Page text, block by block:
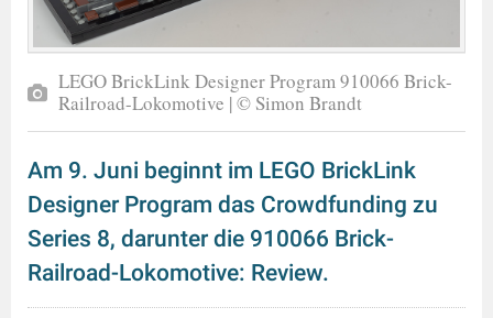
LEGO BrickLink Designer Program 910066 Brick-
Railroad-Lokomotive | © Simon Brandt
Am 9. Juni beginnt im LEGO BrickLink
Designer Program das Crowdfunding zu
Series 8, darunter die 910066 Brick-
Railroad-Lokomotive: Review.